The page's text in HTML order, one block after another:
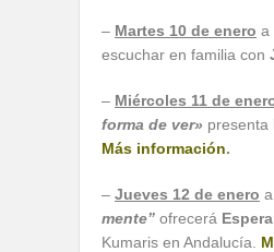
– Martes 10 de enero a
escuchar en familia con
– Miércoles 11 de
forma de ver» presenta
Más información.
– Jueves 12 de enero
mente” ofrecerá
Kumaris en Andalucía.